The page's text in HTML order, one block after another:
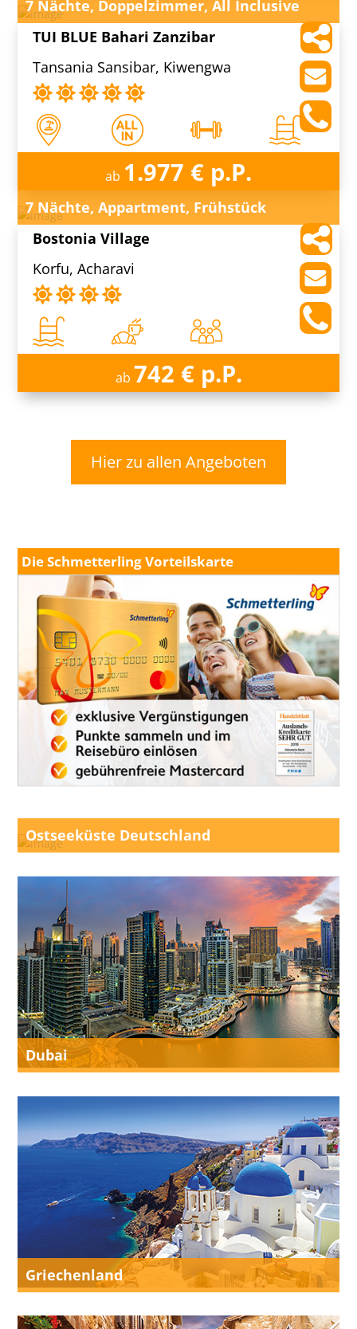
7 Nächte, Doppelzimmer, All Inclusive
TUI BLUE Bahari Zanzibar
Tansania Sansibar, Kiwengwa
ab 1.977 € p.P.
7 Nächte, Appartment, Frühstück
Bostonia Village
Korfu, Acharavi
ab 742 € p.P.
Hier zu allen Angeboten
Die Schmetterling Vorteilskarte
Ostseeküste Deutschland
Dubai
Griechenland